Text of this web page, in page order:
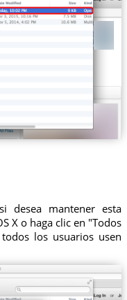
desea mantener esta
X o haga clic en "Todos
los usuarios usen